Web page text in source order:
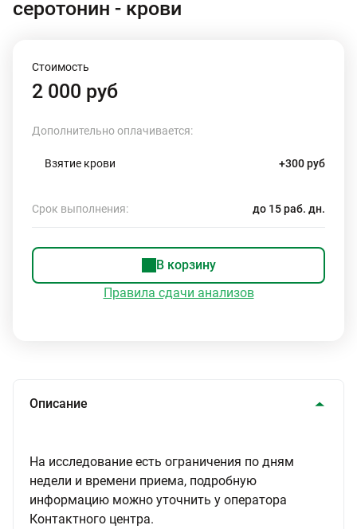
серотонин - крови
Стоимость
2 000 руб
Дополнительно оплачивается:
Взятие крови +300 руб
Срок выполнения: до 15 раб. дн.
В корзину
Правила сдачи анализов
Описание
На исследование есть ограничения по дням
недели и времени приема, подробную
информацию можно уточнить у оператора
Контактного центра.